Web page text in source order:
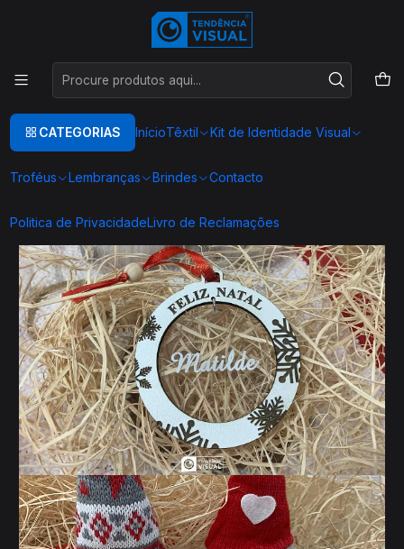
CATEGORIAS InícioTêxtil Kit de Identidade Visual
Troféus Lembranças Brindes Contacto
Politica de PrivacidadeLivro de Reclamações
Este é o texto do slideLer mais